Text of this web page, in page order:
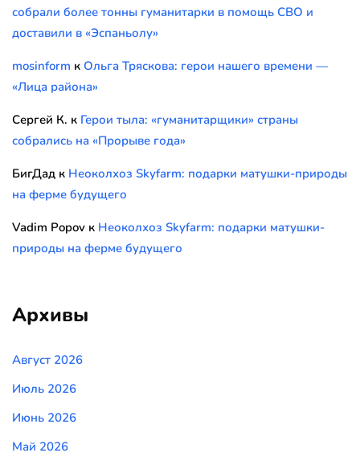
собрали более тонны гуманитарки в помощь СВО и
доставили в «Эспаньолу»
mosinform к Ольга Тряскова: герои нашего времени —
«Лица района»
Сергей К. к Герои тыла: «гуманитарщики» страны
собрались на «Прорыве года»
БигДад к Неоколхоз Skyfarm: подарки матушки-природы
на ферме будущего
Vadim Popov к Неоколхоз Skyfarm: подарки матушки-
природы на ферме будущего
Архивы
Август 2026
Июль 2026
Июнь 2026
Май 2026